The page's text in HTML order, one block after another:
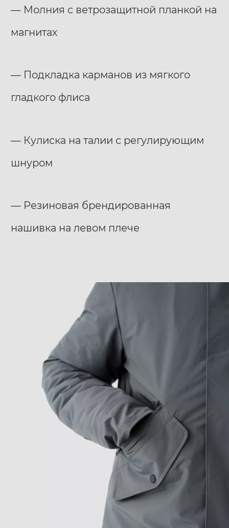
— Молния с ветрозащитной планкой на
магнитах
— Подкладка карманов из мягкого
гладкого флиса
— Кулиска на талии с регулирующим
шнуром
— Резиновая брендированная
нашивка на левом плече